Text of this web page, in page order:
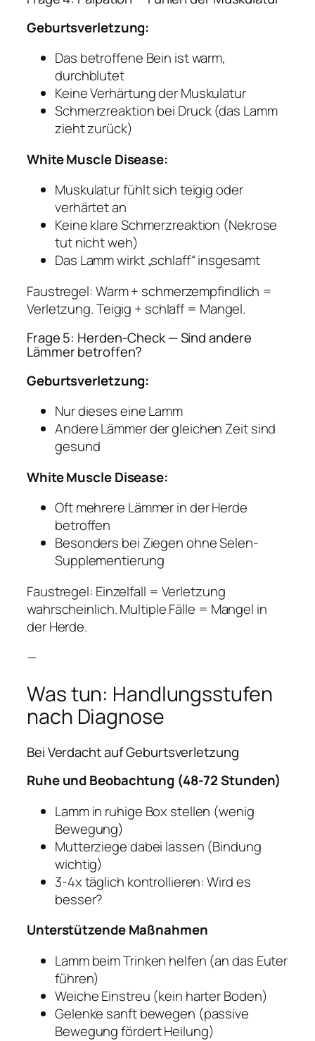
Geburtsverletzung:
Das betroffene Bein ist warm,
durchblutet
Keine Verhärtung der Muskulatur
Schmerzreaktion bei Druck (das Lamm
zieht zurück)
White Muscle Disease:
Muskulatur fühlt sich teigig oder
verhärtet an
Keine klare Schmerzreaktion (Nekrose
tut nicht weh)
Das Lamm wirkt „schlaff“ insgesamt
Faustregel:Warm + schmerzempfindlich =
Verletzung. Teigig + schlaff = Mangel.
Frage 5: Herden-Check — Sind andere
Lämmer betroffen?
Geburtsverletzung:
Nur dieses eine Lamm
Andere Lämmer der gleichen Zeit sind
gesund
White Muscle Disease:
Oft mehrere Lämmer in der Herde
betroffen
Besonders bei Ziegen ohne Selen-
Supplementierung
Faustregel: Einzelfall = Verletzung
wahrscheinlich. Multiple Fälle = Mangel in
der Herde.
—
Was tun: Handlungsstufen
nach Diagnose
Bei Verdacht auf Geburtsverletzung
Ruhe und Beobachtung (48-72 Stunden)
Lamm in ruhige Box stellen (wenig
Bewegung)
Mutterziege dabei lassen (Bindung
wichtig)
3-4x täglich kontrollieren: Wird es
besser?
Unterstützende Maßnahmen
Lamm beim Trinken helfen (an das Euter
führen)
Weiche Einstreu (kein harter Boden)
Gelenke sanft bewegen (passive
Bewegung fördert Heilung)